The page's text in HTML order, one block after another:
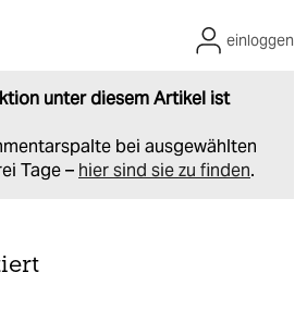
unter diesem Artikel ist
bei ausgewählten
Tage – hier sind sie zu finden.
einloggen